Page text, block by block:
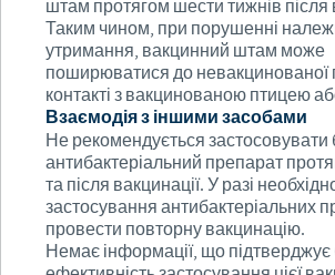
штам протягом шести тижнів після
Таким чином, при порушенні
утримання, вакцинний штам може
поширюватися до невакцинованої
контакті з вакцинованою птицею
Взаємодія з іншими засобами
Не рекомендується застосовувати
антибактеріальний препарат
та після вакцинації. У разі
застосування антибактеріальних
провести повторну вакцинацію.
Немає інформації, що підтверджує